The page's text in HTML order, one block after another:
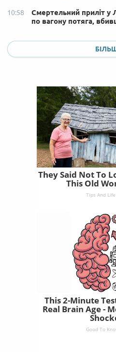
10:58
Смертельний приліт у
по вагону потяга,
They Said Not To
This Old
Tips And
This 2-Minute
Real Brain Age -
Good To